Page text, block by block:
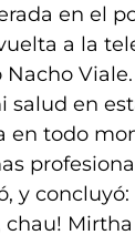
en el
a la
salud en
en todo
y concluyó:
Mirtha